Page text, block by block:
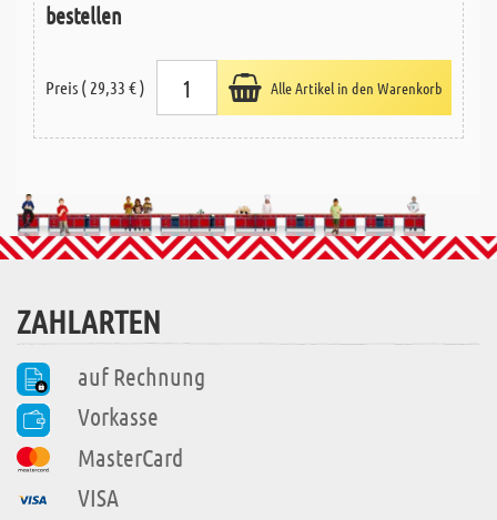
bestellen
Preis ( 29,33 € ) Alle Artikel in den Warenkorb
ZAHLARTEN
auf Rechnung
Vorkasse
MasterCard
VISA